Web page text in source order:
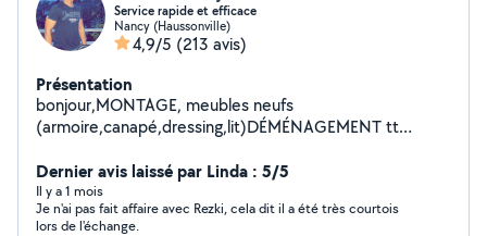
Service rapide et efficace
Nancy (Haussonville)
4,9/5 (213 avis)
Présentation
bonjour,MONTAGE, meubles neufs
(armoire,canapé,dressing,lit)DÉMÉNAGEMENT tt
remontage de vos meubles,BRICOLAGE fixation murale
(télé,installation cuisine équipée,lustre et
luminaires,robinetteries)
Dernier avis laissé par Linda : 5/5
Il y a 1 mois
Je n'ai pas fait affaire avec Rezki, cela dit il a été très courtois
lors de l'échange.